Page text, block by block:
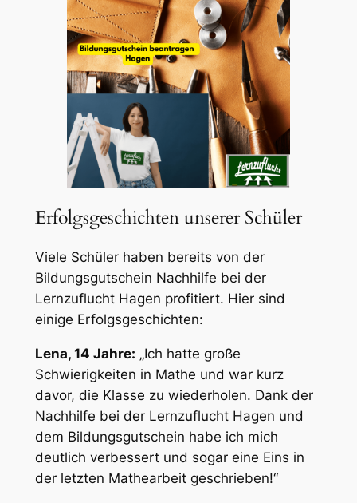
Erfolgsgeschichten unserer Schüler
Viele Schüler haben bereits von der
Bildungsgutschein Nachhilfe bei der
Lernzuflucht Hagen profitiert. Hier sind
einige Erfolgsgeschichten:
Lena, 14 Jahre: „Ich hatte große
Schwierigkeiten in Mathe und war kurz
davor, die Klasse zu wiederholen. Dank der
Nachhilfe bei der Lernzuflucht Hagen und
dem Bildungsgutschein habe ich mich
deutlich verbessert und sogar eine Eins in
der letzten Mathearbeit geschrieben!“